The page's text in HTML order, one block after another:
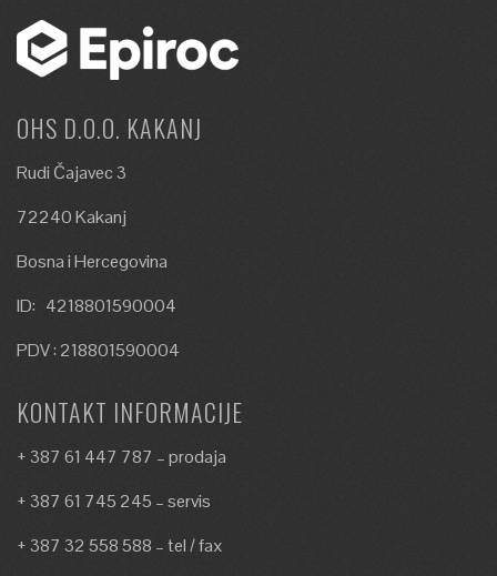
OHS D.O.O. KAKANJ
Rudi Čajavec 3
72240 Kakanj
Bosna i Hercegovina
ID: 4218801590004
PDV : 218801590004
KONTAKT INFORMACIJE
+ 387 61 447 787 – prodaja
+ 387 61 745 245 – servis
+ 387 32 558 588 – tel / fax